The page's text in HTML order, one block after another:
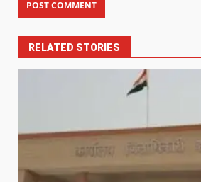
RELATED STORIES